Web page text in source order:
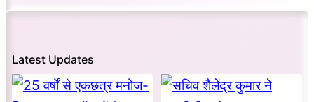
Latest Updates